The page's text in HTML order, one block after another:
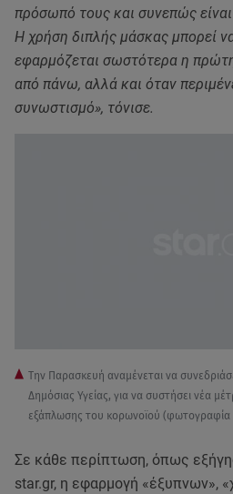
πρόσωπό τους και συνεπώς
Η χρήση διπλής μάσκας μπορεί
εφαρμόζεται σωστότερα η
από πάνω, αλλά και όταν
συνωστισμό», τόνισε.
Την Παρασκευή αναμένεται να
Δημόσιας Υγείας, για να συστήσει νέα
εξάπλωσης του κορωνοϊού
Σε κάθε περίπτωση, όπως
star.gr, η εφαρμογή «έξυπνων»,